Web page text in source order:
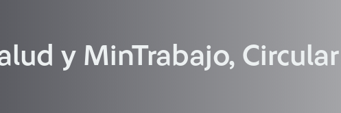
y MinTrabajo,